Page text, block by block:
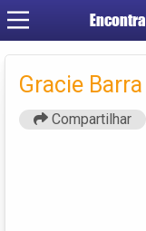
Encontra
Gracie Barra
Compartilhar